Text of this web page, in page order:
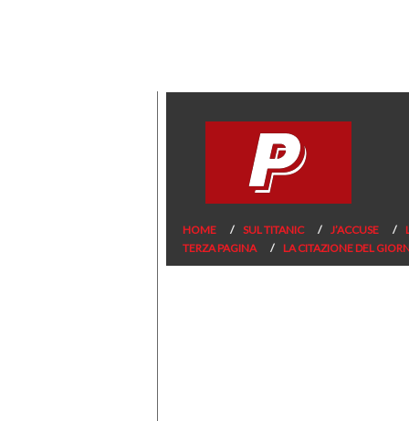
HOME SUL TITANIC J’ACCUSE
TERZA PAGINA
LA CITAZIONE DEL